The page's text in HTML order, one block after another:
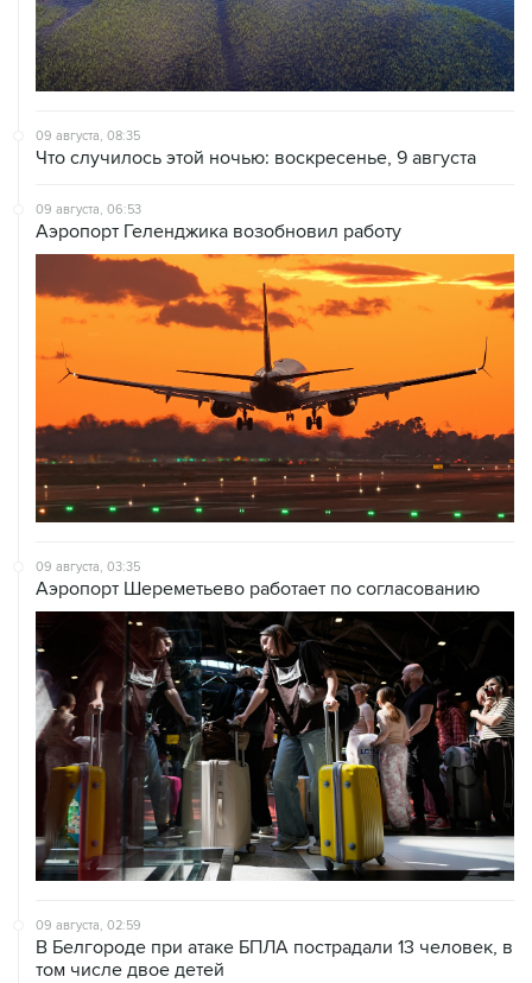
09 августа, 08:35
Что случилось этой ночью: воскресенье, 9 августа
09 августа, 06:53
Аэропорт Геленджика возобновил работу
09 августа, 03:35
Аэропорт Шереметьево работает по согласованию
09 августа, 02:59
В Белгороде при атаке БПЛА пострадали 13 человек, в
том числе двое детей